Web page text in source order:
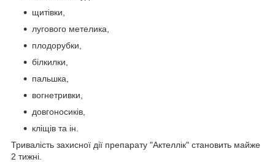
щитівки,
лугового метелика,
плодорубки,
білкилки,
пальшка,
вогнетривки,
довгоносиків,
кліщів та ін.
Тривалість захисної дії препарату "Актеллік" становить майже
2 тижні.